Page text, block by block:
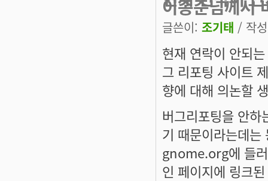
이종준님께서
글쓴이: 조기태 / 작
현재 연락이 안되
그 리포팅 사이트
향에 대해 의논할
버그리포팅을 안
기 때문이라는데
gnome.org에 들러
인 페이지에 링크